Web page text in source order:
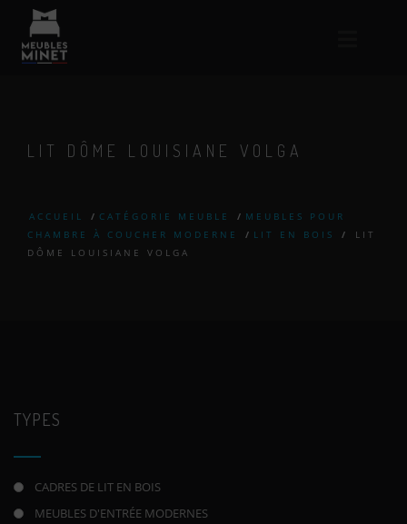
LIT DÔME LOUISIANE VOLGA
ACCUEIL / CATÉGORIE MEUBLE / MEUBLES POUR
CHAMBRE À COUCHER MODERNE
/ LIT EN BOIS /
LIT
DÔME LOUISIANE VOLGA
TYPES
CADRES DE LIT EN BOIS
MEUBLES D'ENTRÉE MODERNES